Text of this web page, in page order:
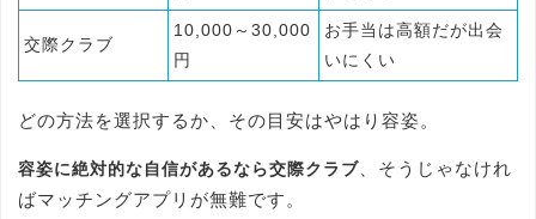
交際クラブ
10,000～30,000
円
お手当は高額だが出会
いにくい
どの方法を選択するか、その目安はやはり容姿。
容姿に絶対的な自信があるなら交際クラブ 、そうじゃなけれ
ばマッチングアプリが無難です。